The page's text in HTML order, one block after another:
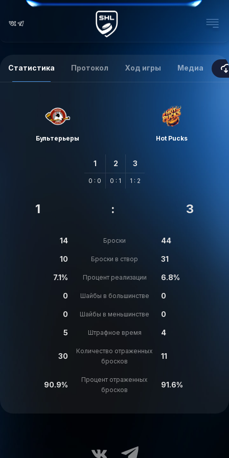
Статистика Протокол Ход игры Медиа
Бультерьеры Hot Pucks
1
0 : 0
2
0 : 1
3
1 : 2
1 : 3
14 Броски 44
10 Броски в створ 31
7.1% Процент реализации 6.8%
0 Шайбы в большинстве 0
0 Шайбы в меньшинстве 0
5 Штрафное время 4
30
Количество отраженных
бросков
11
90.9%
Процент отраженных
бросков
91.6%